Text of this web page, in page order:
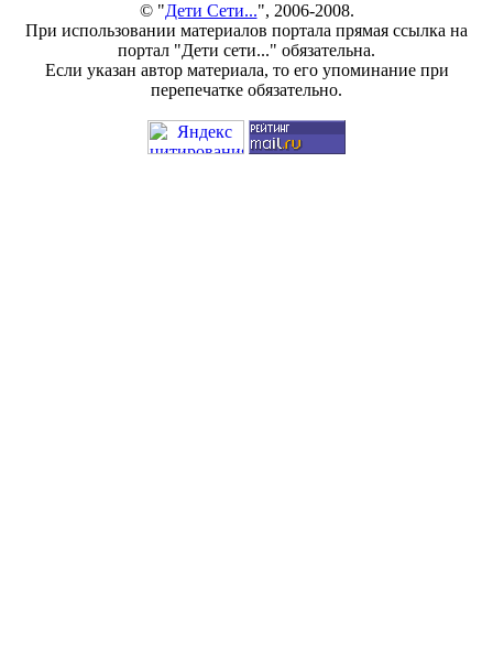
© "Дети Сети...", 2006-2008.
При использовании материалов портала прямая ссылка на
портал "Дети сети..." обязательна.
Если указан автор материала, то его упоминание при
перепечатке обязательно.